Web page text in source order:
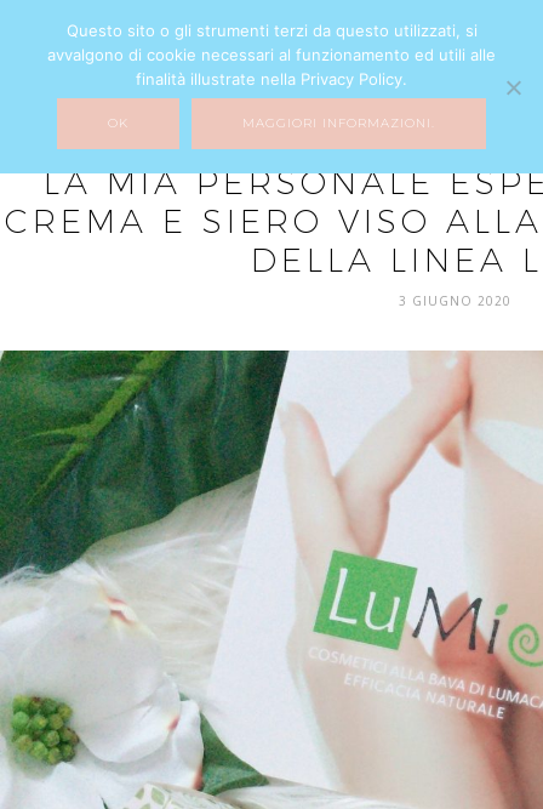
LA MIA PERSONALE
CREMA E SIERO VISO
DELLA LINEA
3 GIUGNO 2020
Questo sito o gli strumenti terzi da questo utilizzati, si
avvalgono di cookie necessari al funzionamento ed utili alle
finalità illustrate nella Privacy Policy.
OK MAGGIORI INFORMAZIONI.